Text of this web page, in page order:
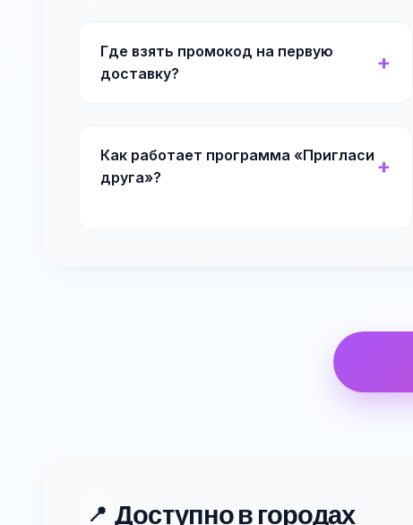
Где взять промокод на первую
доставку?
Как работает программа «Пригласи
друга»?
📍 Доступно в городах